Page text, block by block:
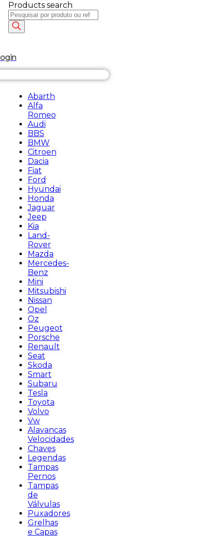
Products search
Abarth
Alfa
Romeo
Audi
BBS
BMW
Citroen
Dacia
Fiat
Ford
Hyundai
Honda
Jaguar
Jeep
Kia
Land-
Rover
Mazda
Mercedes-
Benz
Mini
Mitsubishi
Nissan
Opel
Oz
Peugeot
Porsche
Renault
Seat
Skoda
Smart
Subaru
Tesla
Toyota
Volvo
Vw
Alavancas
Velocidades
Chaves
Legendas
Tampas
Pernos
Tampas
de
Válvulas
Puxadores
Grelhas
e Capas